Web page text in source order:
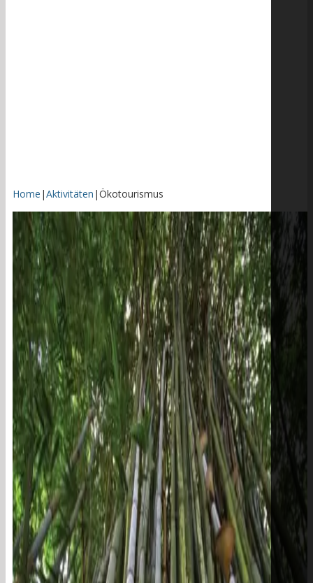
Home |Aktivitäten |Ökotourismus